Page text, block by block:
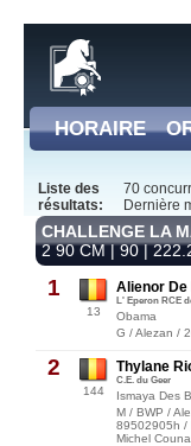
HORAIRE
Liste des
résultats:
70
Dernière
CHALLENGE LA
2 90 CM | 90 |
1
13
Alienor
L' Eperon RCE
Obama
G / Alezan /
2
144
Thylane
C.E. du Geer
Ismaya Des
M / BWP /
89502905h /
Michel